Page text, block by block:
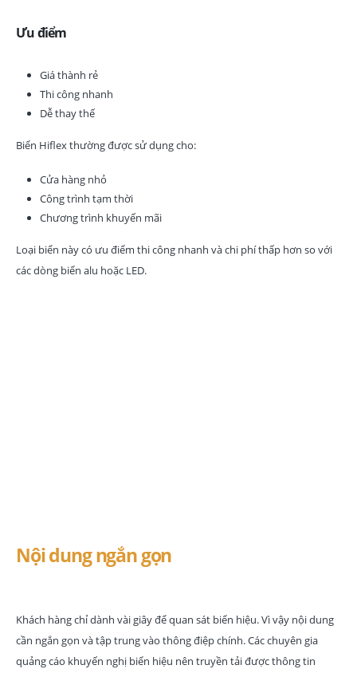
Ưu điểm
Giá thành rẻ
Thi công nhanh
Dễ thay thế
Biển Hiflex thường được sử dụng cho:
Cửa hàng nhỏ
Công trình tạm thời
Chương trình khuyến mãi
Loại biển này có ưu điểm thi công nhanh và chi phí thấp hơn so với
các dòng biển alu hoặc LED.
Nội dung ngắn gọn
Khách hàng chỉ dành vài giây để quan sát biển hiệu. Vì vậy nội dung
cần ngắn gọn và tập trung vào thông điệp chính. Các chuyên gia
quảng cáo khuyến nghị biển hiệu nên truyền tải được thông tin